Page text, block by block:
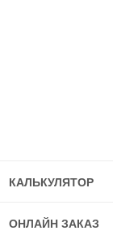
КАЛЬКУЛЯТОР
ОНЛАЙН ЗАКАЗ